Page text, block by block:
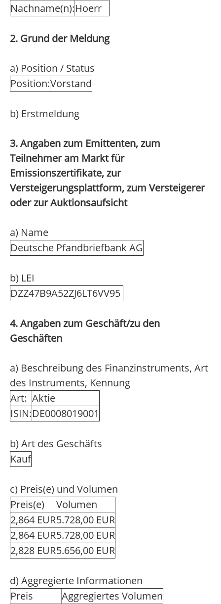
Nachname(n):Hoerr
2. Grund der Meldung
a) Position / Status
Position:Vorstand
b) Erstmeldung
3. Angaben zum Emittenten, zum
Teilnehmer am Markt für
Emissionszertifikate, zur
Versteigerungsplattform, zum Versteigerer
oder zur Auktionsaufsicht
a) Name
Deutsche Pfandbriefbank AG
b) LEI
DZZ47B9A52ZJ6LT6VV95
4. Angaben zum Geschäft/zu den
Geschäften
a) Beschreibung des Finanzinstruments, Art
des Instruments, Kennung
Art: Aktie
ISIN:DE0008019001
b) Art des Geschäfts
Kauf
c) Preis(e) und Volumen
Preis(e)
Volumen
2,864 EUR5.728,00 EUR
2,864 EUR5.728,00 EUR
2,828 EUR5.656,00 EUR
d) Aggregierte Informationen
Preis
Aggregiertes Volumen